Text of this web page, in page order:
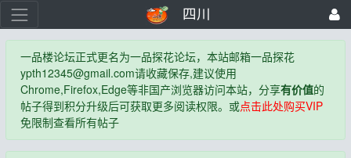
四川
一品楼论坛正式更名为一品探花论坛，本站邮箱一品探花
ypth12345@gmail.com请收藏保存,建议使用
Chrome,Firefox,Edge等非国产浏览器访问本站，分享有价值的
帖子得到积分升级后可获取更多阅读权限。或点击此处购买VIP
免限制查看所有帖子